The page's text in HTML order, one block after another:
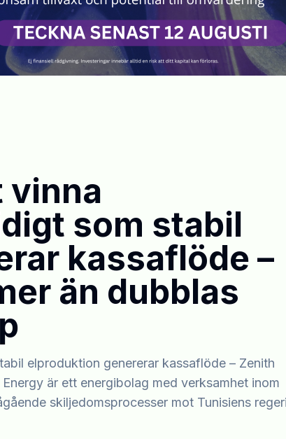
vinna
som stabil
kassaflöde –
än dubblas
elproduktion genererar kassaflöde – Zenith
är ett energibolag med verksamhet inom
skiljedomsprocesser mot Tunisiens